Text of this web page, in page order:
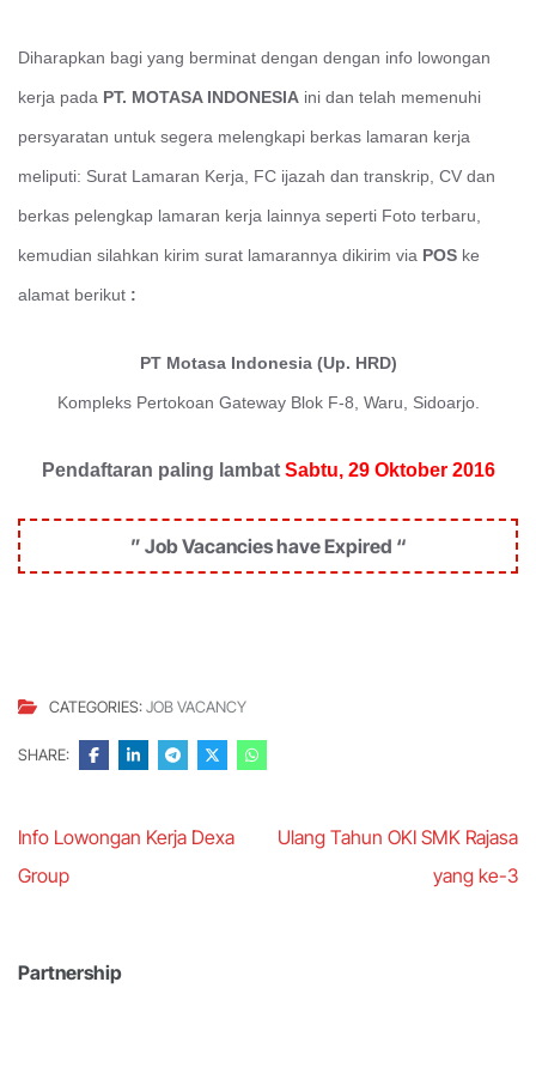
Diharapkan bagi yang berminat dengan dengan info lowongan
kerja pada PT. MOTASA INDONESIA ini dan telah memenuhi
persyaratan untuk segera melengkapi berkas lamaran kerja
meliputi: Surat Lamaran Kerja, FC ijazah dan transkrip, CV dan
berkas pelengkap lamaran kerja lainnya seperti Foto terbaru,
kemudian silahkan kirim surat lamarannya dikirim via POS ke
alamat berikut :
PT Motasa Indonesia (Up. HRD)
Kompleks Pertokoan Gateway Blok F-8, Waru, Sidoarjo.
Pendaftaran paling lambat Sabtu, 29 Oktober 2016
” Job Vacancies have Expired “
CATEGORIES:JOB VACANCY
SHARE:
Post
navigation
Info Lowongan Kerja Dexa
Group
Ulang Tahun OKI SMK Rajasa
yang ke-3
Partnership